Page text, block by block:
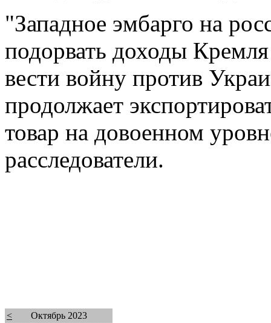
"Западное эмбарго на
подорвать доходы
вести войну против
продолжает
товар на довоенном
расследователи.
<
Октябрь 2023